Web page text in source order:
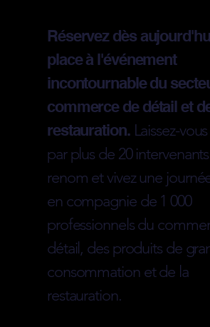
Réservez dès
place à l'événement
incontournable du
commerce de détail et
restauration.Laissez-
par plus de 20
renom et vivez une
en compagnie de 1 000
professionnels du
détail, des produits de
consommation et de la
restauration.